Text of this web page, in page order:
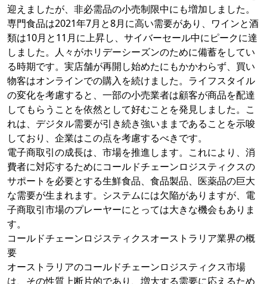
迎えましたが、非必需品の小売制限中にも増加しました。
専門食品は2021年7月と8月に高い需要があり、ワインと酒
類は10月と11月に上昇し、サイバーセール中にピークに達
しました。人々がホリデーシーズンのために備蓄をしてい
る時期です。実店舗が再開し始めたにもかかわらず、買い
物客はオンラインでの購入を続けました。ライフスタイル
の変化を考慮すると、一部の小売業者は顧客が商品を配達
してもらうことを依然として好むことを発見しました。こ
れは、デジタル需要が引き続き強いままであることを示唆
しており、企業はこの点を考慮するべきです。
電子商取引の成長は、市場を推進します。これにより、消
費者に対応するためにコールドチェーンロジスティクスの
サポートを必要とする生鮮食品、食品製品、医薬品の巨大
な需要が生まれます。システムには欠陥がありますが、電
子商取引市場のプレーヤーにとっては大きな機会もありま
す。
コールドチェーンロジスティクスオーストラリア業界の概
要
オーストラリアのコールドチェーンロジスティクス市場
は、その性質上断片的であり、増大する需要に応えるため